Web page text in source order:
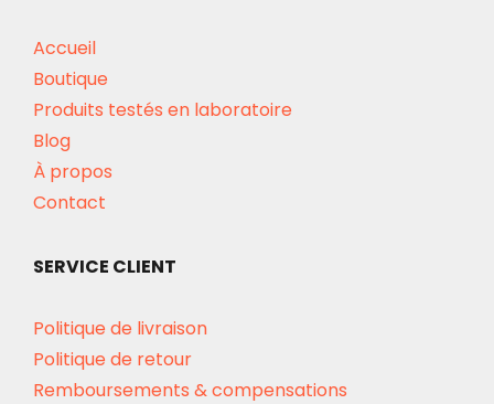
Accueil
Boutique
Produits testés en laboratoire
Blog
À propos
Contact
SERVICE CLIENT
Politique de livraison
Politique de retour
Remboursements & compensations